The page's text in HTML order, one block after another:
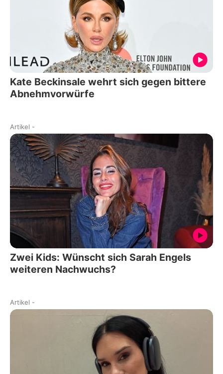
Kate Beckinsale wehrt sich gegen bittere
Abnehmvorwürfe
Artikel -
Zwei Kids: Wünscht sich Sarah Engels
weiteren Nachwuchs?
Artikel -